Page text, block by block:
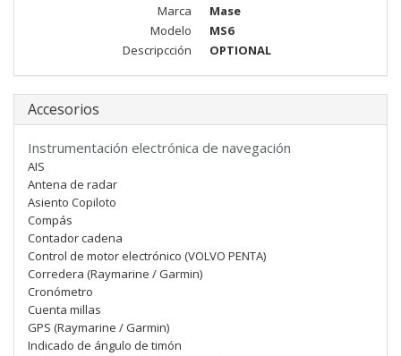
Marca
Mase
Modelo
MS6
Descripcción
OPTIONAL
Accesorios
Instrumentación electrónica de navegación
AIS
Antena de radar
Asiento Copiloto
Compás
Contador cadena
Control de motor electrónico (VOLVO PENTA)
Corredera (Raymarine / Garmin)
Cronómetro
Cuenta millas
GPS (Raymarine / Garmin)
Indicado de ángulo de timón